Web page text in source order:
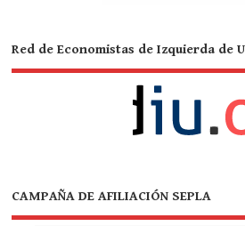
Red de Economistas de Izquierda de
CAMPAÑA DE AFILIACIÓN SEPLA